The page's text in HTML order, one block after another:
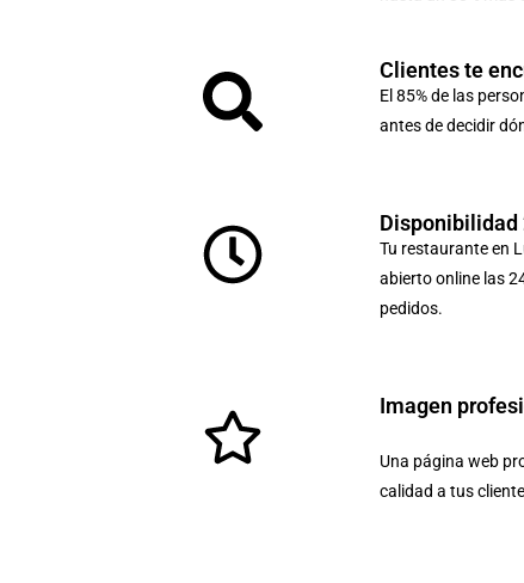
Clientes te
El 85% de las
antes de decidir
Disponibilidad
Tu restaurante en
abierto online las
pedidos.
Imagen
Una página web
calidad a tus